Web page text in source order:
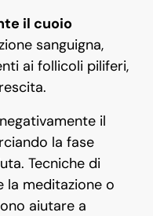
il cuoio
sanguigna,
ai follicoli piliferi,
il
la fase
Tecniche di
la meditazione o
aiutare a